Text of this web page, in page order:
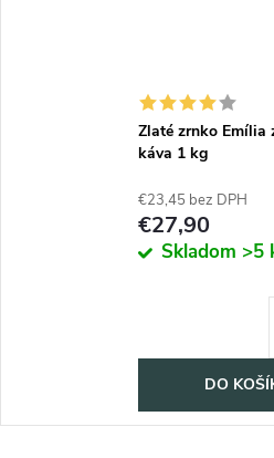
Zlaté zrnko Emília
káva 1 kg
€23,45 bez DPH
€27,90
Skladom >5
DO